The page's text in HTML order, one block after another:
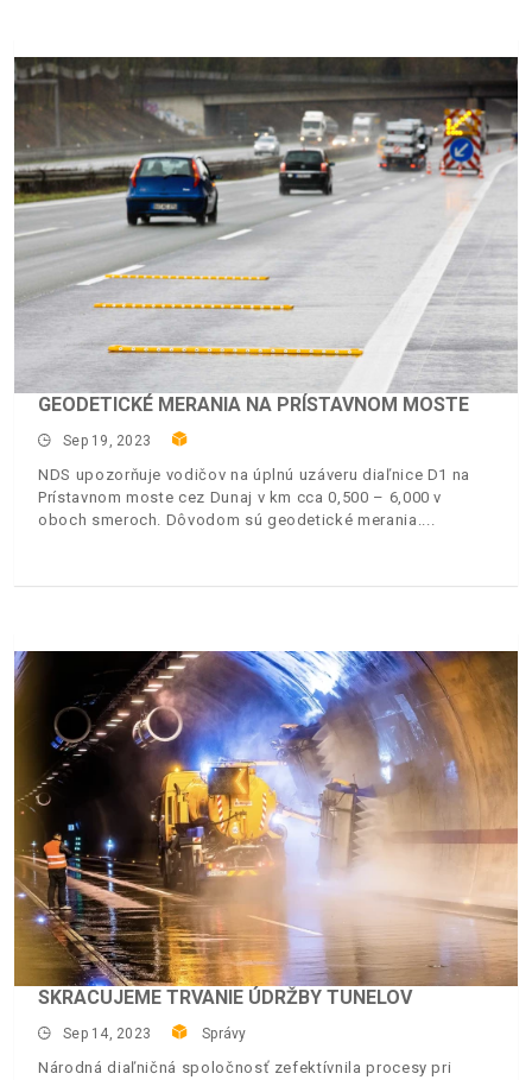
GEODETICKÉ MERANIA NA PRÍSTAVNOM MOSTE
Sep 19, 2023
NDS upozorňuje vodičov na úplnú uzáveru diaľnice D1 na
Prístavnom moste cez Dunaj v km cca 0,500 – 6,000 v
oboch smeroch. Dôvodom sú geodetické merania.
SKRACUJEME TRVANIE ÚDRŽBY TUNELOV
Sep 14, 2023 Správy
Národná diaľničná spoločnosť zefektívnila procesy pri